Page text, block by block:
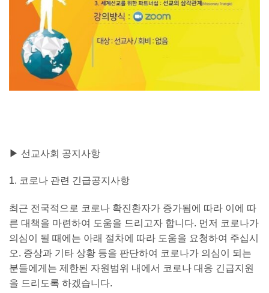
▶ 선교사회 공지사항
1. 코로나 관련 긴급공지사항
최근 전국적으로 코로나 확진환자가 증가됨에 따라 이에 따
른 대책을 마련하여 도움을 드리고자 합니다. 먼저 코로나가
의심이 될 때에는 아래 절차에 따라 도움을 요청하여 주십시
오. 증상과 기타 상황 등을 판단하여 코로나가 의심이 되는
분들에게는 제한된 자원범위 내에서 코로나 대응 긴급지원
을 드리도록 하겠습니다.